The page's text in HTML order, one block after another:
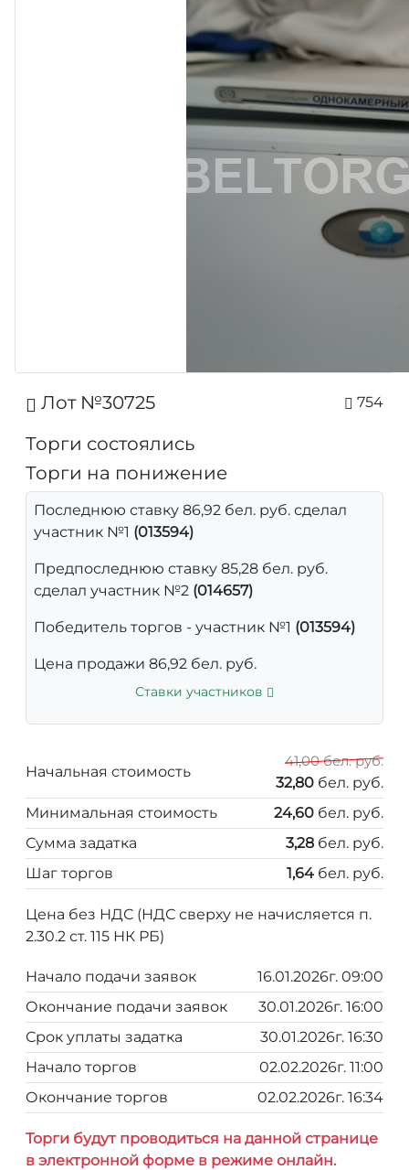
Лот №30725 754
Торги состоялись
Торги на понижение
Последнюю ставку 86,92 бел. руб. сделал
участник №1 (013594)
Предпоследнюю ставку 85,28 бел. руб.
сделал участник №2 (014657)
Победитель торгов - участник №1 (013594)
Цена продажи 86,92 бел. руб.
Ставки участников
Начальная стоимость
41,00 бел. руб.
32,80 бел. руб.
Минимальная стоимость
24,60 бел. руб.
Сумма задатка
3,28 бел. руб.
Шаг торгов
1,64 бел. руб.
Цена без НДС (НДС сверху не начисляется п.
2.30.2 ст. 115 НК РБ)
Начало подачи заявок
16.01.2026г. 09:00
Окончание подачи заявок
30.01.2026г. 16:00
Срок уплаты задатка
30.01.2026г. 16:30
Начало торгов
02.02.2026г. 11:00
Окончание торгов
02.02.2026г. 16:34
Торги будут проводиться на данной странице
в электронной форме в режиме онлайн.